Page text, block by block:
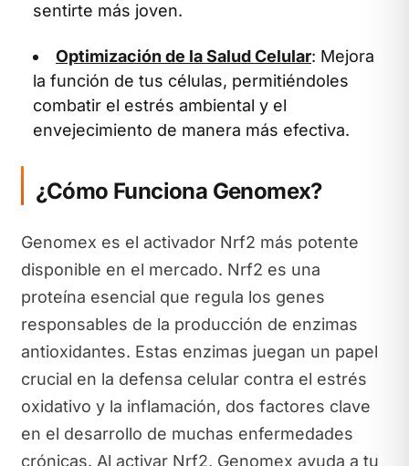
sentirte más joven.
Optimización de la Salud Celular: Mejora
la función de tus células, permitiéndoles
combatir el estrés ambiental y el
envejecimiento de manera más efectiva.
¿Cómo Funciona Genomex?
Genomex es el activador Nrf2 más potente
disponible en el mercado. Nrf2 es una
proteína esencial que regula los genes
responsables de la producción de enzimas
antioxidantes. Estas enzimas juegan un papel
crucial en la defensa celular contra el estrés
oxidativo y la inflamación, dos factores clave
en el desarrollo de muchas enfermedades
crónicas. Al activar Nrf2, Genomex ayuda a tu